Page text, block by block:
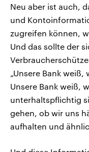
Neu aber ist auch,
und
zugreifen können,
Und das sollte der
„Unsere Bank
Unsere Bank weiß,
unterhaltspflichtig
gehen, ob wir uns
aufhalten und